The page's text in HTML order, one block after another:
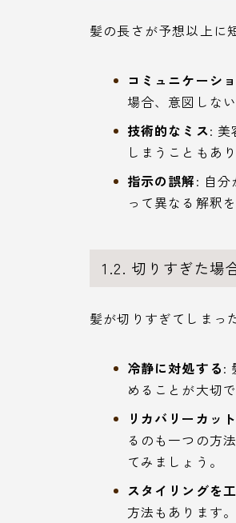
髪の長さが予想以上に
コミュニケーシ
場合、意図しな
技術的なミス: 美
しまうこともあり
指示の誤解: 自分
って異なる解釈
1.2. 切りすぎた場
髪が切りすぎてしまっ
冷静に対処する:
めることが大切
リカバリーカッ
るのも一つの方
てみましょう。
スタイリングを
方法もあります